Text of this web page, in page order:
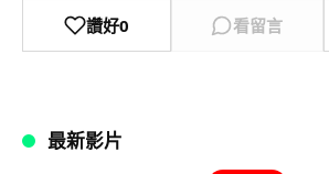
讚好0 看留言
最新影片